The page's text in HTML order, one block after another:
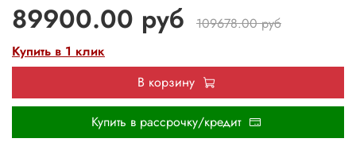
89900.00 руб
109678.00 руб
Купить в 1 клик
В корзину
Купить в рассрочку/кредит